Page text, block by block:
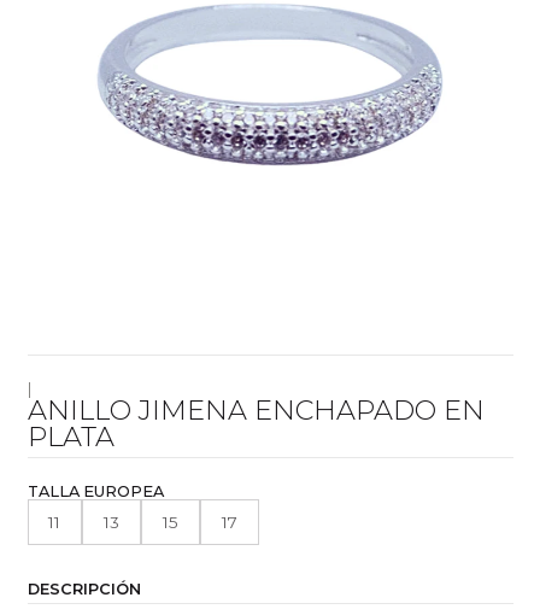
ANILLO JIMENA ENCHAPADO EN
PLATA
TALLA EUROPEA
11 13 15 17
DESCRIPCIÓN